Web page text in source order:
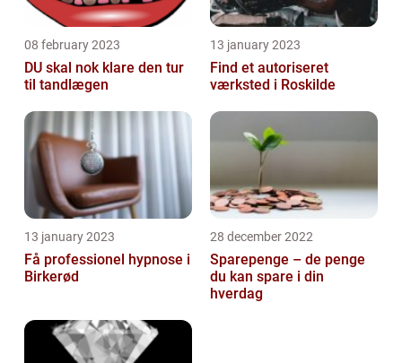
08 february 2023
DU skal nok klare den tur
til tandlægen
13 january 2023
Find et autoriseret
værksted i Roskilde
13 january 2023
Få professionel hypnose i
Birkerød
28 december 2022
Sparepenge – de penge
du kan spare i din
hverdag